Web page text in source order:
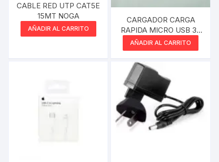
CABLE RED UTP CAT5E
15MT NOGA
AÑADIR AL CARRITO
CARGADOR CARGA
RAPIDA MICRO USB 3.1
CHARGER TRAVEL
AÑADIR AL CARRITO